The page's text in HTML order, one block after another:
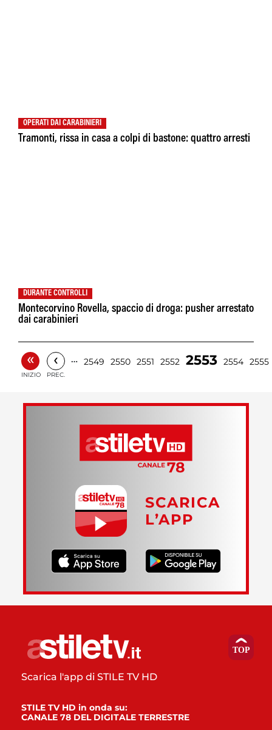
OPERATI DAI CARABINIERI
Tramonti, rissa in casa a colpi di bastone: quattro arresti
DURANTE CONTROLLI
Montecorvino Rovella, spaccio di droga: pusher arrestato
dai carabinieri
«
INIZIO
‹
PREC.
… 2549 2550 2551 2552 2553 2554 2555
SCARICA
L’APP
Scarica l'app di STILE TV HD
STILE TV HD in onda su:
CANALE 78 DEL DIGITALE TERRESTRE